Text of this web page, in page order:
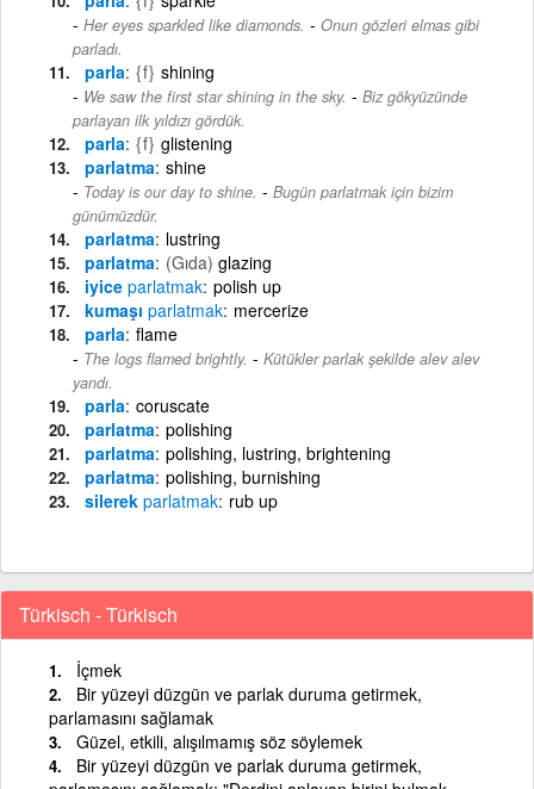
Her eyes sparkled like diamonds. - Onun gözleri elmas gibi
parladı.
parla {f} shining
We saw the first star shining in the sky. - Biz gökyüzünde
parlayan ilk yıldızı gördük.
parla {f} glistening
parlatma shine
Today is our day to shine. - Bugün parlatmak için bizim
günümüzdür.
parlatma lustring
parlatma (Gıda) glazing
iyice parlatmak polish up
kumaşı parlatmak mercerize
parla flame
The logs flamed brightly. - Kütükler parlak şekilde alev alev
yandı.
parla coruscate
parlatma polishing
parlatma polishing, lustring, brightening
parlatma polishing, burnishing
silerek parlatmak rub up
Türkisch - Türkisch
İçmek
Bir yüzeyi düzgün ve parlak duruma getirmek,
parlamasını sağlamak
Güzel, etkili, alışılmamış söz söylemek
Bir yüzeyi düzgün ve parlak duruma getirmek,